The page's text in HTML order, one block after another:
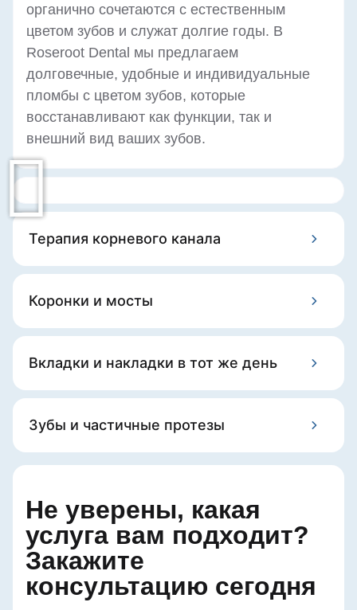
Терапия корневого канала
Коронки и мосты
Вкладки и накладки в тот же день
Зубы и частичные протезы
органично сочетаются с естественным
цветом зубов и служат долгие годы. В
Roseroot Dental мы предлагаем
долговечные, удобные и индивидуальные
пломбы с цветом зубов, которые
восстанавливают как функции, так и
внешний вид ваших зубов.
Не уверены, какая
услуга вам подходит?
Закажите
консультацию сегодня